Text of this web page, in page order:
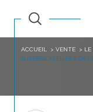
ACCUEIL VENTE LE
SUPERBE ATELIER